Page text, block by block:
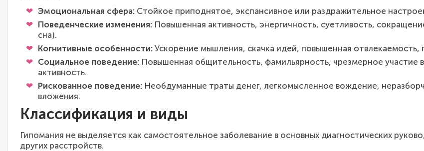
Эмоциональная сфера: Стойкое приподнятое, экспансивное или раздражительное
Поведенческие изменения: Повышенная активность, энергичность, суетливость,
сна).
Когнитивные особенности: Ускорение мышления, скачка идей, повышенная
Социальное поведение: Повышенная общительность, фамильярность, чрезмерное участие
активность.
Рискованное поведение: Необдуманные траты денег, легкомысленное вождение,
вложения.
Классификация и виды
Гипомания не выделяется как самостоятельное заболевание в основных диагностических
других расстройств.